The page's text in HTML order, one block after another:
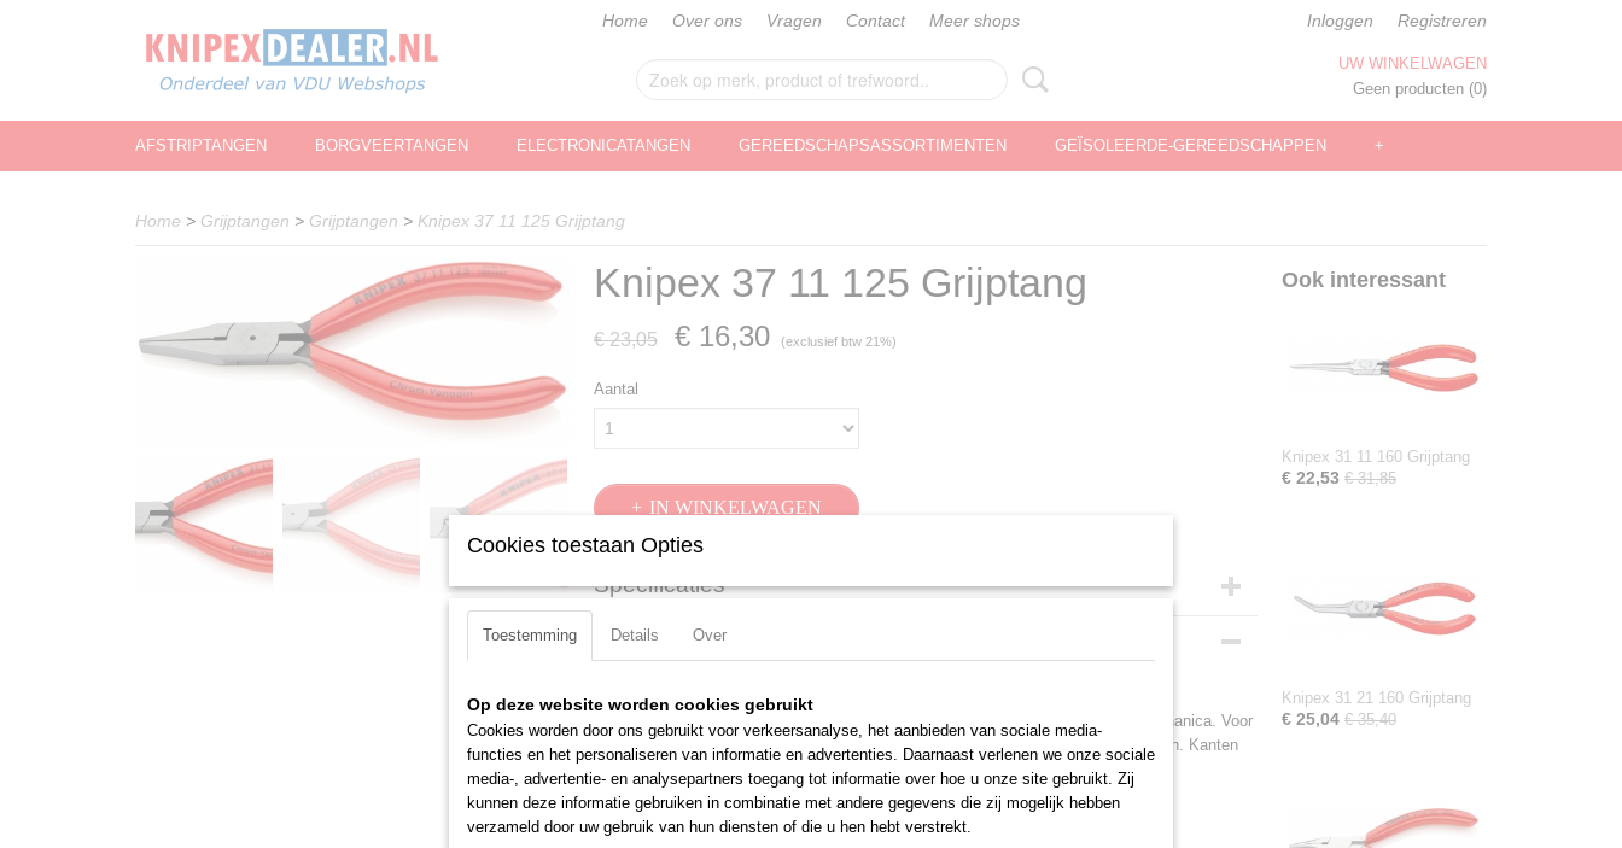
Home Over ons Vragen Contact Meer shops Inloggen Registreren
UW WINKELWAGEN
Geen producten (0)
AFSTRIPTANGEN BORGVEERTANGEN ELECTRONICATANGEN GEREEDSCHAPSASSORTIMENTEN GEÏSOLEERDE-GEREEDSCHAPPEN +
Home > Grijptangen > Grijptangen > Knipex 37 11 125 Grijptang
Knipex 37 11 125 Grijptang
€ 23,05 € 16,30 (exclusief btw 21%)
Aantal
IN WINKELWAGEN
Specificaties
Productcode
Netto gewicht
Bruto gewicht
0,08 Kg
Afmetingen (l,b,h)
13 x 5,50 x 1,20 cm
Omschrijving
Precisietangen voor fijne montagewerkzaamheden bijv. in elektronica en fijne mechanica. Voor
grijpen, klemmen, buigen en justeren. Punten precisiegeslepen. Gladde grijpvlakken. Kanten
zorgvuldig ontbraamd. Verzonken scharnier.
Lengte:125 mm
Ook interessant
Knipex 31 11 160 Grijptang
€ 22,53 € 31,85
Knipex 31 21 160 Grijptang
€ 25,04 € 35,40
Cookies toestaan Opties
Toestemming Details Over
Op deze website worden cookies gebruikt
Cookies worden door ons gebruikt voor verkeersanalyse, het aanbieden van sociale media-
functies en het personaliseren van informatie en advertenties. Daarnaast verlenen we onze sociale
media-, advertentie- en analysepartners toegang tot informatie over hoe u onze site gebruikt. Zij
kunnen deze informatie gebruiken in combinatie met andere gegevens die zij mogelijk hebben
verzameld door uw gebruik van hun diensten of die u hen hebt verstrekt.